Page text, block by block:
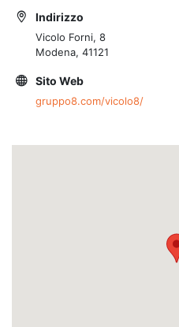
Indirizzo
Vicolo Forni, 8
Modena, 41121
Sito Web
gruppo8.com/vicolo8/